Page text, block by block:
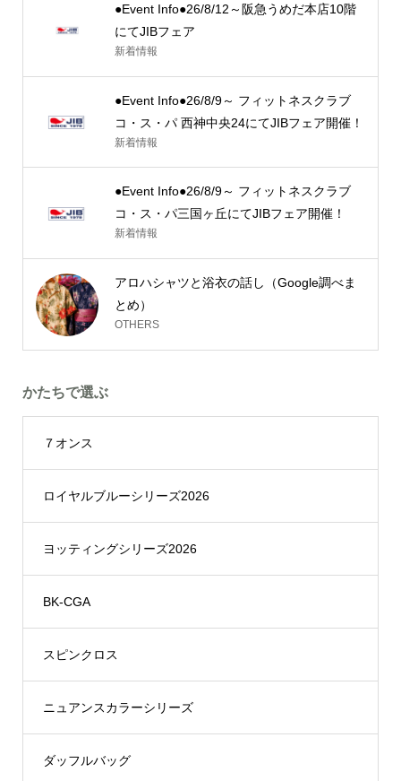
●Event Info●26/8/12～阪急うめだ本店10階
にてJIBフェア
新着情報
●Event Info●26/8/9～ フィットネスクラブ
コ・ス・パ 西神中央24にてJIBフェア開催！
新着情報
●Event Info●26/8/9～ フィットネスクラブ
コ・ス・パ三国ヶ丘にてJIBフェア開催！
新着情報
アロハシャツと浴衣の話し（Google調べま
とめ）
OTHERS
かたちで選ぶ
７オンス
ロイヤルブルーシリーズ2026
ヨッティングシリーズ2026
BK-CGA
スピンクロス
ニュアンスカラーシリーズ
ダッフルバッグ